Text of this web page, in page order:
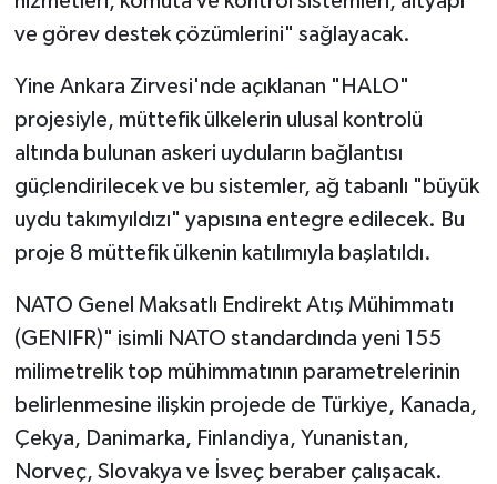
ve görev destek çözümlerini" sağlayacak.
Yine Ankara Zirvesi'nde açıklanan "HALO"
projesiyle, müttefik ülkelerin ulusal kontrolü
altında bulunan askeri uyduların bağlantısı
güçlendirilecek ve bu sistemler, ağ tabanlı "büyük
uydu takımyıldızı" yapısına entegre edilecek. Bu
proje 8 müttefik ülkenin katılımıyla başlatıldı.
NATO Genel Maksatlı Endirekt Atış Mühimmatı
(GENIFR)" isimli NATO standardında yeni 155
milimetrelik top mühimmatının parametrelerinin
belirlenmesine ilişkin projede de Türkiye, Kanada,
Çekya, Danimarka, Finlandiya, Yunanistan,
Norveç, Slovakya ve İsveç beraber çalışacak.